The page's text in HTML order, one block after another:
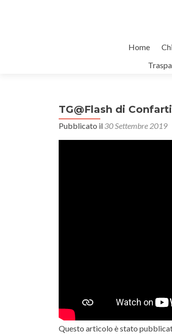
Home
TG@Flash di
Pubblicato il 30 Settembre 2019
Questo articolo è stato